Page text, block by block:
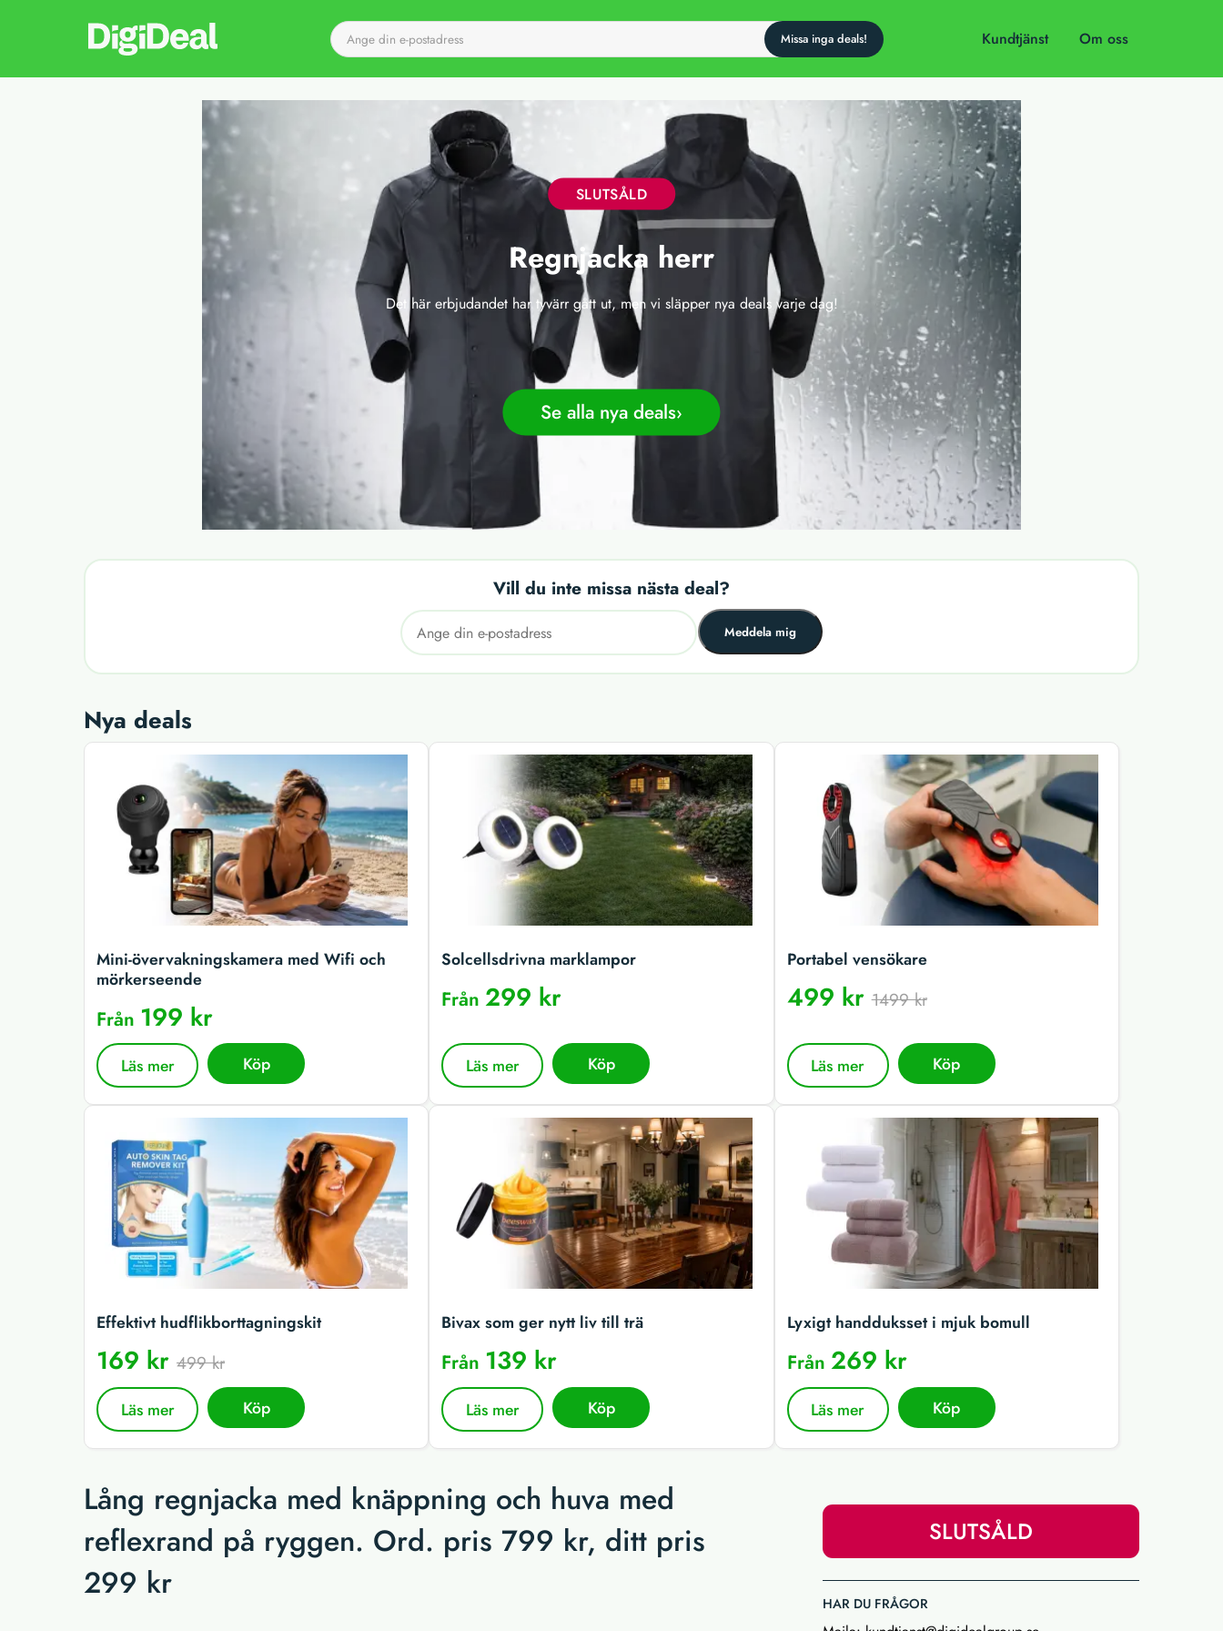
Till startsidan Kundtjänst Om oss
SLUTSÅLD
Regnjacka herr
Det här erbjudandet har tyvärr gått ut, men vi släpper nya deals varje dag!
Se alla nya deals
Vill du inte missa nästa deal?
Meddela mig
Nya deals
Mini-övervakningskamera med Wifi och
mörkerseende
Från 199 kr
Läs mer Köp
Solcellsdrivna marklampor
Från299 kr
Läs mer Köp
Portabel vensökare
499 kr1499 kr
Läs mer Köp
Effektivt hudflikborttagningskit
169 kr 499 kr
Läs mer Köp
Bivax som ger nytt liv till trä
Från 139 kr
Läs mer Köp
Lyxigt handduksset i mjuk bomull
Från 269 kr
Läs mer Köp
Lång regnjacka med knäppning och huva med
reflexrand på ryggen. Ord. pris 799 kr, ditt pris
299 kr
SLUTSÅLD
HAR DU FRÅGOR